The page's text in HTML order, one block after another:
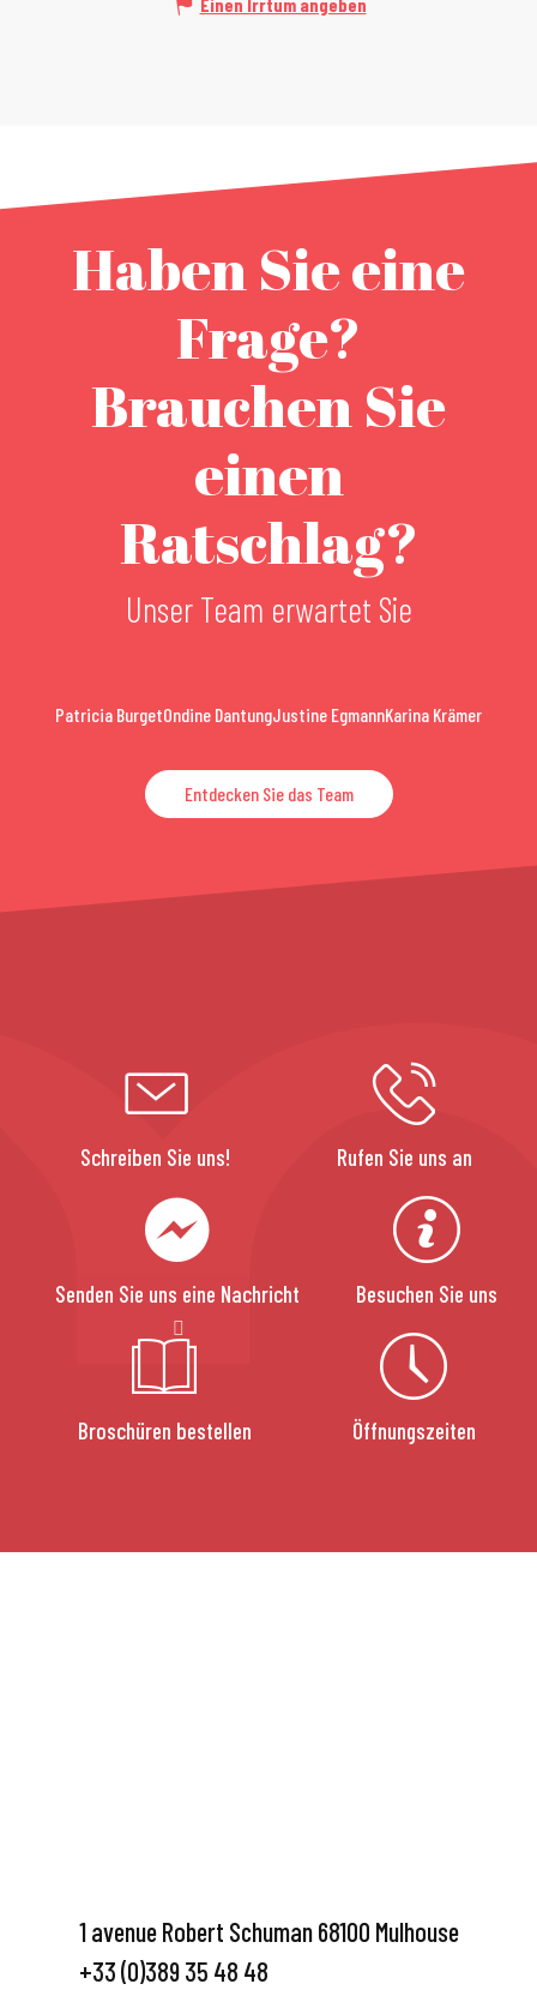
Haben Sie eine
Frage?
Brauchen Sie
einen
Ratschlag?
Unser Team erwartet Sie
Patricia BurgetOndine DantungJustine EgmannKarina Krämer
Entdecken Sie das Team
Schreiben Sie uns! Rufen Sie uns an
Senden Sie uns eine Nachricht Besuchen Sie uns
Broschüren bestellen Öffnungszeiten
1 avenue Robert Schuman 68100 Mulhouse
+33 (0)389 35 48 48